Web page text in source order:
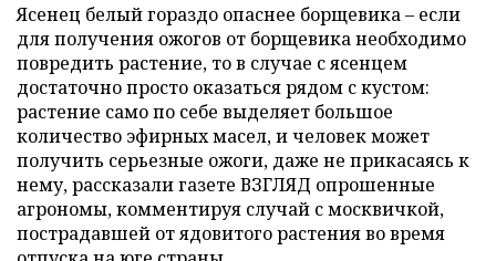
Ясенец белый гораздо опаснее борщевика – если
для получения ожогов от борщевика необходимо
повредить растение, то в случае с ясенцем
достаточно просто оказаться рядом с кустом:
растение само по себе выделяет большое
количество эфирных масел, и человек может
получить серьезные ожоги, даже не прикасаясь к
нему, рассказали газете ВЗГЛЯД опрошенные
агрономы, комментируя случай с москвичкой,
пострадавшей от ядовитого растения во время